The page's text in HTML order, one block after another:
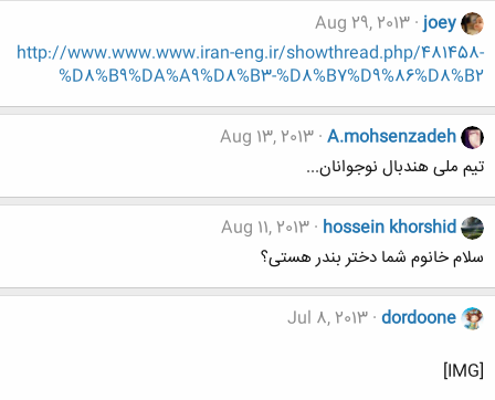
joey
Aug 29, 2013
http://www.www.www.iran-eng.ir/showthread.php/481458-
%D8%B9%DA%A9%D8%B3-%D8%B7%D9%86%D8%B2
A.mohsenzadeh
Aug 13, 2013
تیم ملی هندبال نوجوانان...
hossein khorshid
Aug 11, 2013
سلام خانوم شما دختر بندر هستی؟
dordoone
Jul 8, 2013
[IMG]